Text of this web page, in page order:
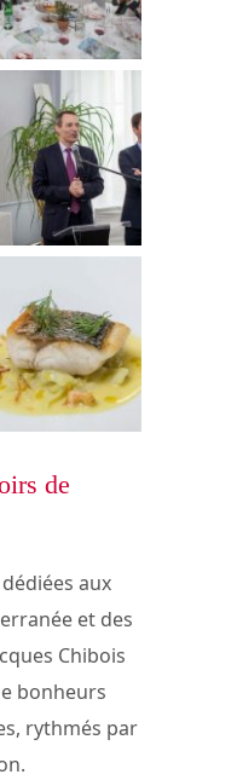
de
aux
et des
Chibois
bonheurs
rythmés par